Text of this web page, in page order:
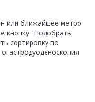
или ближайшее метро
кнопку "Подобрать
сортировку по